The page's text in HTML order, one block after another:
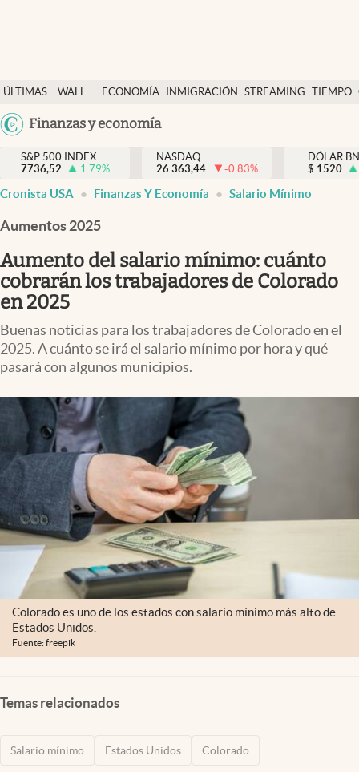
ÚLTIMAS
NOTICIAS
WALL
DÓLAR
ECONOMÍA INMIGRACIÓN STREAMING TIEMPO
México
USA
Finanzas y economía
Finanzas y economía
Wall Street y dólar
Inmigración
Espiritual
Streaming
PC y mobile
Lifestyle
USA
S&P 500 INDEX
7736,52
1.79%
NASDAQ
26.363,44
-0.83%
DÓLAR
$ 1520
Cronista USA Finanzas Y Economía Salario Mínimo
Aumentos 2025
Aumento del salario mínimo: cuánto
cobrarán los trabajadores de Colorado
en 2025
Buenas noticias para los trabajadores de Colorado en el
2025. A cuánto se irá el salario mínimo por hora y qué
pasará con algunos municipios.
Colorado es uno de los estados con salario mínimo más alto de
Estados Unidos.
Fuente: freepik
Temas relacionados
Salario mínimo Estados Unidos Colorado